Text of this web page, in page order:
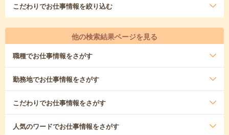
こだわりでお仕事情報を絞り込む
他の検索結果ページを見る
職種でお仕事情報をさがす
勤務地でお仕事情報をさがす
こだわりでお仕事情報をさがす
人気のワードでお仕事情報をさがす